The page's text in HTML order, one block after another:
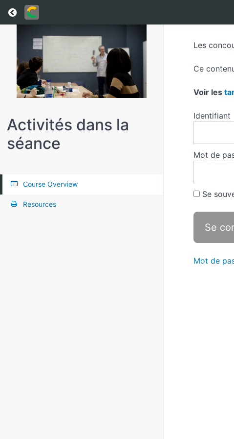
Return to all courses
Activités dans la
séance
Course Overview
Resources
Les
Ce
Voir les
Identifiant
Mot de
Se
Mot de